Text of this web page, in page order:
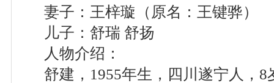
妻子：王梓璇（原名：王键骅）
儿子：舒瑞 舒扬
人物介绍：
舒建，1955年生，四川遂宁人，